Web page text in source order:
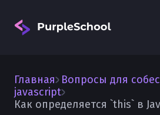
Главная
Вопросы для
javascript
Как определяется `this` в